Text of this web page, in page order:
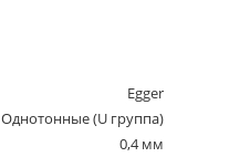
Egger
Однотонные (U группа)
0,4 мм